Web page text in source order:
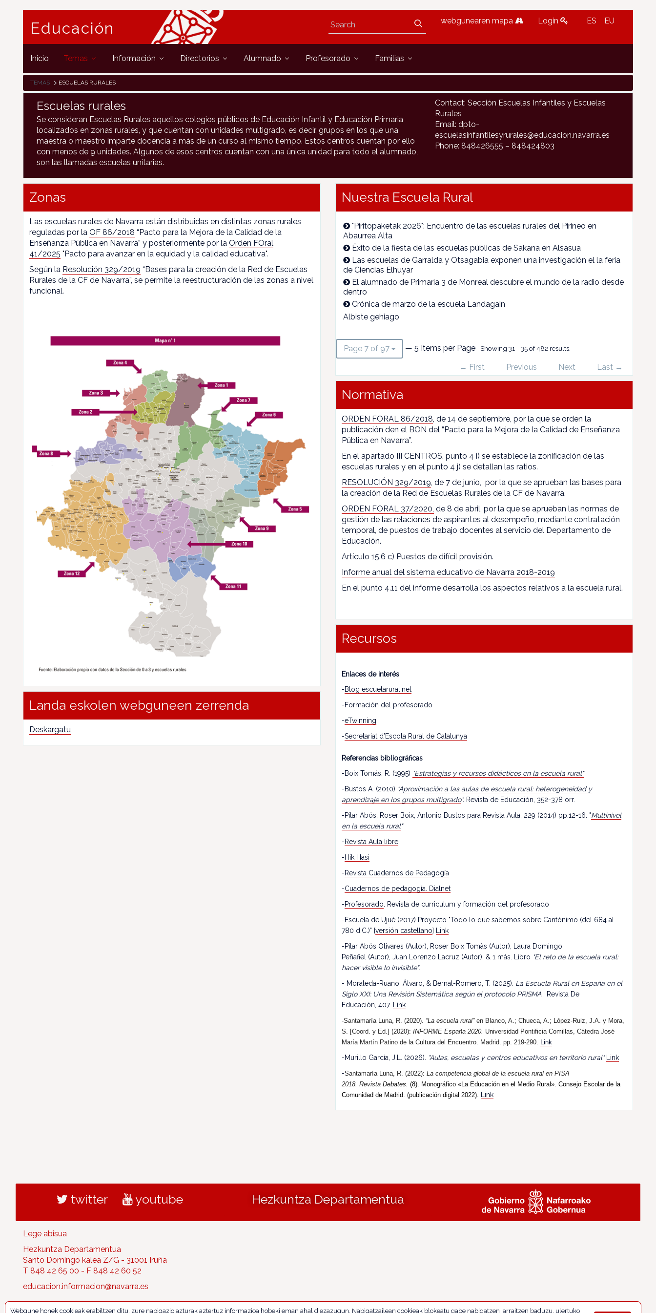
Educación webgunearen mapa Login ES EU
Inicio Temas Información Directorios Alumnado Profesorado Familias
TEMAS ESCUELAS RURALES
Escuelas rurales
Se consideran Escuelas Rurales aquellos colegios públicos de Educación Infantil y Educación Primaria
localizados en zonas rurales, y que cuentan con unidades multigrado, es decir, grupos en los que una
maestra o maestro imparte docencia a más de un curso al mismo tiempo. Estos centros cuentan por ello
con menos de 9 unidades. Algunos de esos centros cuentan con una única unidad para todo el alumnado,
son las llamadas escuelas unitarias.
Contact: Sección Escuelas Infantiles y Escuelas
Rurales
Email: dpto-
escuelasinfantilesyrurales@educacion.navarra.es
Phone: 848426555 – 848424803
Zonas
Las escuelas rurales de Navarra están distribuidas en distintas zonas rurales
reguladas por la OF 86/2018 “Pacto para la Mejora de la Calidad de la
Enseñanza Pública en Navarra” y posteriormente por la Orden FOral
41/2025 "Pacto para avanzar en la equidad y la calidad educativa".
Según la Resolución 329/2019 “Bases para la creación de la Red de Escuelas
Rurales de la CF de Navarra”, se permite la reestructuración de las zonas a nivel
funcional.
Landa eskolen webguneen zerrenda
Deskargatu
Nuestra Escuela Rural
"Piritopaketak 2026": Encuentro de las escuelas rurales del Pirineo en
Abaurrea Alta
Éxito de la fiesta de las escuelas públicas de Sakana en Alsasua
Las escuelas de Garralda y Otsagabia exponen una investigación el la feria
de Ciencias Elhuyar
El alumnado de Primaria 3 de Monreal descubre el mundo de la radio desde
dentro
Crónica de marzo de la escuela Landagain
Albiste gehiago
Page 7 of 97 — 5 Items per Page Showing 31 - 35 of 482 results.
← First Previous Next Last →
Normativa
ORDEN FORAL 86/2018, de 14 de septiembre, por la que se orden la
publicación den el BON del “Pacto para la Mejora de la Calidad de Enseñanza
Pública en Navarra”.
En el apartado III CENTROS, punto 4 i) se establece la zonificación de las
escuelas rurales y en el punto 4 j) se detallan las ratios.
RESOLUCIÓN 329/2019, de 7 de junio, por la que se aprueban las bases para
la creación de la Red de Escuelas Rurales de la CF de Navarra.
ORDEN FORAL 37/2020, de 8 de abril, por la que se aprueban las normas de
gestión de las relaciones de aspirantes al desempeño, mediante contratación
temporal, de puestos de trabajo docentes al servicio del Departamento de
Educación.
Artículo 15.6 c) Puestos de difícil provisión.
Informe anual del sistema educativo de Navarra 2018-2019
En el punto 4.11 del informe desarrolla los aspectos relativos a la escuela rural.
Recursos
Enlaces de interés
-Blog escuelarural.net
-Formación del profesorado
-eTwinning
-Secretariat d’Escola Rural de Catalunya
Referencias bibliográficas
-Boix Tomás, R. (1995) "Estrategias y recursos didácticos en la escuela rural"
-Bustos A. (2010) “Aproximación a las aulas de escuela rural: heterogeneidad y
aprendizaje en los grupos multigrado”. Revista de Educación, 352-378 orr.
-Pilar Abós, Roser Boix, Antonio Bustos para Revista Aula, 229 (2014) pp.12-16: "Multinivel
en la escuela rural"
-Revista Aula libre
-Hik Hasi
-Revista Cuadernos de Pedagogía
-Cuadernos de pedagogía. Dialnet
-Profesorado . Revista de curriculum y formación del profesorado
-Escuela de Ujué (2017) Proyecto "Todo lo que sabemos sobre Cantónimo (del 684 al
780 d.C.)" [versión castellano]
Link
-Pilar Abós Olivares (Autor), Roser Boix Tomàs (Autor), Laura Domingo
Peñafiel (Autor), Juan Lorenzo Lacruz (Autor), & 1 más. Libro "El reto de la escuela rural:
hacer visible lo invisible".
- Moraleda-Ruano, Álvaro, & Bernal-Romero, T. (2025). La Escuela Rural en España en el
Siglo XXI: Una Revisión Sistemática según el protocolo PRISMA . Revista De
Educación, 407.
Link
-Santamaría Luna, R. (2020). “La escuela rural”en Blanco, A.; Chueca, A.; López-Ruiz, J.A. y Mora,
S. [Coord. y Ed.] (2020): INFORME España 2020. Universidad Pontificia Comillas, Cátedra José
María Martín Patino de la Cultura del Encuentro. Madrid. pp. 219-290. Link
-Murillo García, J.L. (2026). "Aulas, escuelas y centros educativos en territorio rural"
Link
-Santamaría Luna, R. (2022): La competencia global de la escuela rural en PISA
2018. Revista Debates. (8). Monográfico «La Educación en el Medio Rural». Consejo Escolar de la
Comunidad de Madrid. (publicación digital 2022).
Link
twitter youtube Hezkuntza Departamentua
Lege abisua
Hezkuntza Departamentua
Santo Domingo kalea Z/G - 31001 Iruña
T 848 42 65 00 - F 848 42 60 52
educacion.informacion@navarra.es
Webgune honek cookieak erabiltzen ditu, zure nabigazio azturak aztertuz informazioa hobeki eman ahal diezazugun. Nabigatzailean cookieak blokeatu gabe nabigatzen jarraitzen baduzu, ulertuko